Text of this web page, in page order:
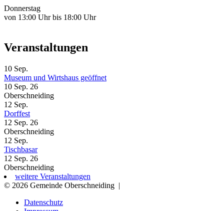
Donnerstag
von 13:00 Uhr bis 18:00 Uhr
Veranstaltungen
10 Sep.
Museum und Wirtshaus geöffnet
10 Sep. 26
Oberschneiding
12 Sep.
Dorffest
12 Sep. 26
Oberschneiding
12 Sep.
Tischbasar
12 Sep. 26
Oberschneiding
weitere Veranstaltungen
© 2026 Gemeinde Oberschneiding |
Datenschutz